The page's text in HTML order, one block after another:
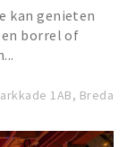
kan genieten
borrel of
1AB, Breda